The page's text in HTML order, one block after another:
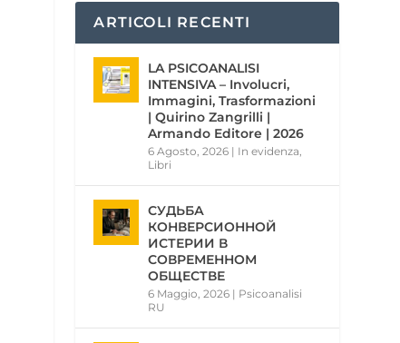
ARTICOLI RECENTI
LA PSICOANALISI
INTENSIVA – Involucri,
Immagini, Trasformazioni
| Quirino Zangrilli |
Armando Editore | 2026
6 Agosto, 2026 | In evidenza
Libri
СУДЬБА
КОНВЕРСИОННОЙ
ИСТЕРИИ В
СОВРЕМЕННОМ
ОБЩЕСТВЕ
6 Maggio, 2026 | Psicoanalisi
RU